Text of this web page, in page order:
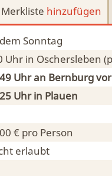
hinzufügen
Sonntag
Uhr in Oschersleben
Uhr an Bernburg
Uhr in Plauen
€ pro Person
erlaubt